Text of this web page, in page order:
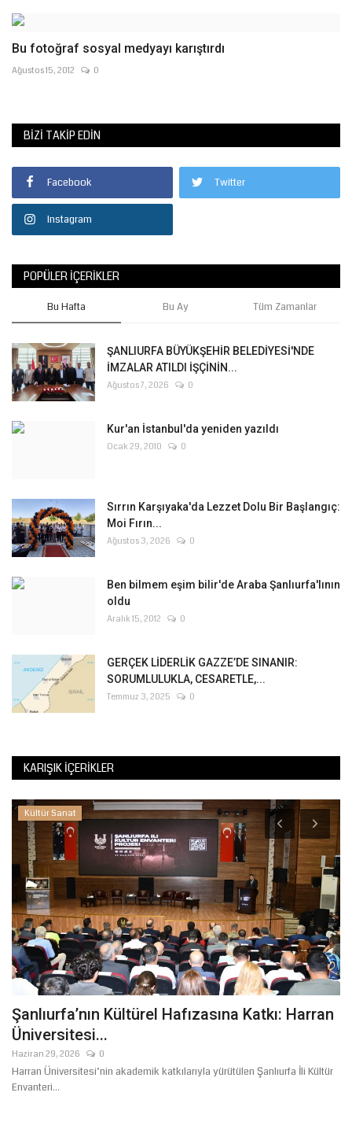
Bu fotoğraf sosyal medyayı karıştırdı
Ağustos 15, 2012 0
BIZI TAKIP EDIN
Facebook Twitter
Instagram
POPÜLER İÇERIKLER
Bu Hafta Bu Ay Tüm Zamanlar
ŞANLIURFA BÜYÜKŞEHİR BELEDİYESİ'NDE
İMZALAR ATILDI İŞÇİNİN...
Ağustos 7, 2026 0
Kur'an İstanbul'da yeniden yazıldı
Ocak 29, 2010 0
Sırrın Karşıyaka'da Lezzet Dolu Bir Başlangıç:
Moi Fırın...
Ağustos 3, 2026 0
Ben bilmem eşim bilir'de Araba Şanlıurfa'lının
oldu
Aralık 15, 2012 0
GERÇEK LİDERLİK GAZZE’DE SINANIR:
SORUMLULUKLA, CESARETLE,...
Temmuz 3, 2025 0
KARIŞIK İÇERIKLER
Kültür Sanat
Şanlıurfa’nın Kültürel Hafızasına Katkı: Harran
Üniversitesi...
Haziran 29, 2026 0
Harran Üniversitesi’nin akademik katkılarıyla yürütülen Şanlıurfa İli Kültür
Envanteri...